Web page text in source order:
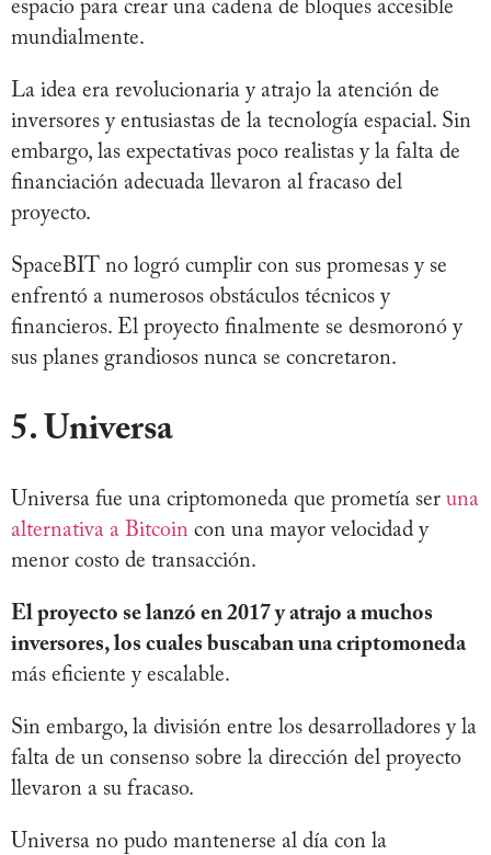
espacio para crear una cadena de bloques accesible
mundialmente.
La idea era revolucionaria y atrajo la atención de
inversores y entusiastas de la tecnología espacial. Sin
embargo, las expectativas poco realistas y la falta de
financiación adecuada llevaron al fracaso del
proyecto.
SpaceBIT no logró cumplir con sus promesas y se
enfrentó a numerosos obstáculos técnicos y
financieros. El proyecto finalmente se desmoronó y
sus planes grandiosos nunca se concretaron.
5. Universa
Universa fue una criptomoneda que prometía ser una
alternativa a Bitcoin con una mayor velocidad y
menor costo de transacción.
El proyecto se lanzó en 2017 y atrajo a muchos
inversores, los cuales buscaban una criptomoneda
más eficiente y escalable.
Sin embargo, la división entre los desarrolladores y la
falta de un consenso sobre la dirección del proyecto
llevaron a su fracaso.
Universa no pudo mantenerse al día con la